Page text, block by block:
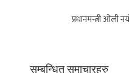
प्रधानमन्त्री ओली
सम्बन्धित समाचारहरु